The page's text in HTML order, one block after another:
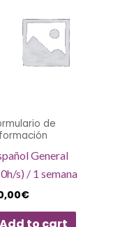
de
General
s) / 1 semana
€